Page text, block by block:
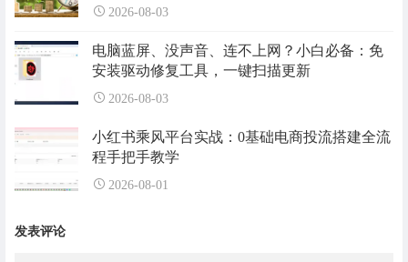
2026-08-03
电脑蓝屏、没声音、连不上网？小白必备：免
安装驱动修复工具，一键扫描更新
2026-08-03
小红书乘风平台实战：0基础电商投流搭建全流
程手把手教学
2026-08-01
发表评论